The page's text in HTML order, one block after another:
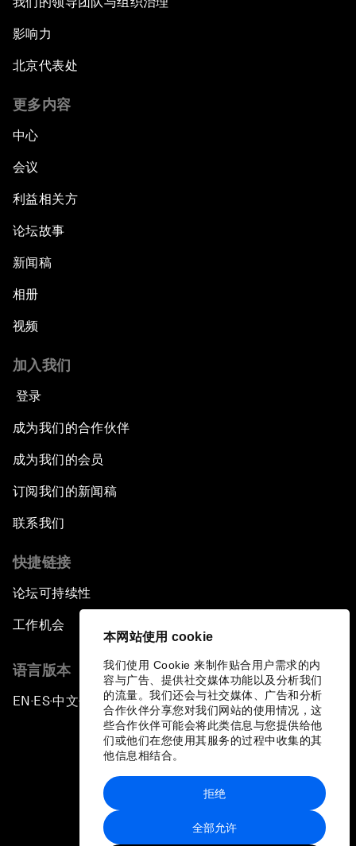
本网站使用 cookie
我们使用 Cookie 来制作贴合用户需求的内
容与广告、提供社交媒体功能以及分析我们
的流量。我们还会与社交媒体、广告和分析
合作伙伴分享您对我们网站的使用情况，这
些合作伙伴可能会将此类信息与您提供给他
们或他们在您使用其服务的过程中收集的其
他信息相结合。
全部允许
拒绝
影响力
北京代表处
更多内容
中心
会议
利益相关方
论坛故事
新闻稿
相册
视频
加入我们
登录
成为我们的合作伙伴
成为我们的会员
订阅我们的新闻稿
联系我们
快捷链接
论坛可持续性
工作机会
语言版本
EN ▪ES▪中文▪ 日本語
站点地图